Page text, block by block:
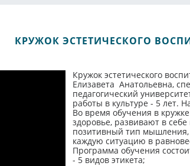
КРУЖОК ЭСТЕТИЧЕСКОГО
Кружок эстетического
Елизавета Анатольевна,
педагогический
работы в культуре - 5 лет.
Во время обучения в
здоровье, развивают в
позитивный тип мышления,
каждую ситуацию в
Программа обучения
- 5 видов этикета;